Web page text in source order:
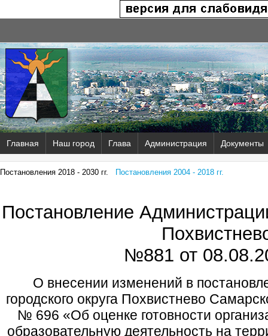
Главная Наш город Глава Администрация Документы
Постановления 2018 - 2030 гг. Постановления 2004 - 2018 гг.
Постановление
№881 от
О внесении изменений в
городского округа Похвистнево
№ 696 «Об оценке готовности
образовательную деятельность на